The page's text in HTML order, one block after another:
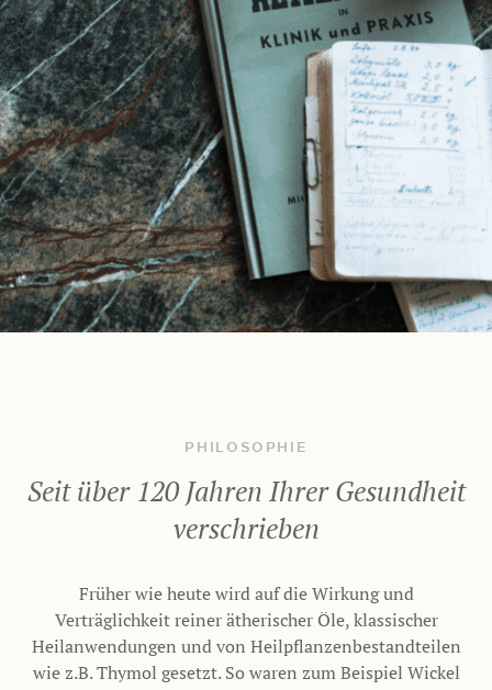
PHILOSOPHIE
Seit über 120 Jahren Ihrer Gesundheit
verschrieben
Früher wie heute wird auf die Wirkung und
Verträglichkeit reiner ätherischer Öle, klassischer
Heilanwendungen und von Heilpflanzenbestandteilen
wie z.B. Thymol gesetzt. So waren zum Beispiel Wickel